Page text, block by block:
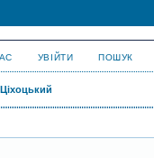
УВІЙТИ ПОШУК
Ціхоцький